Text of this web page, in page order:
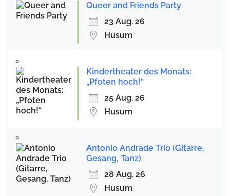
Queer and Friends Party
23 Aug. 26
Husum
Kindertheater des Monats:
„Pfoten hoch!“
25 Aug. 26
Husum
Antonio Andrade Trio (Gitarre,
Gesang, Tanz)
28 Aug. 26
Husum